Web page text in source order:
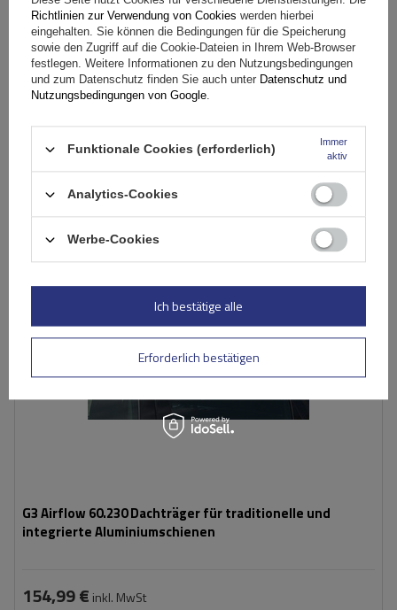
G3 CL 60.130 Universal-Dachträger für traditionelle und
integrierte Aluminiumschienen
119,99 €inkl. MwSt
11. August
G3 Airflow 60.230 Dachträger für traditionelle und
integrierte Aluminiumschienen
154,99 € inkl. MwSt
Richtlinien zur Verwendung von Cookies werden hierbei
eingehalten. Sie können die Bedingungen für die Speicherung
sowie den Zugriff auf die Cookie-Dateien in Ihrem Web-Browser
festlegen. Weitere Informationen zu den Nutzungsbedingungen
und zum Datenschutz finden Sie auch unter Datenschutz und
Nutzungsbedingungen von Google.
Funktionale Cookies (erforderlich)
Immer
aktiv
Analytics-Cookies
Werbe-Cookies
Erforderlich bestätigen
Ich bestätige alle